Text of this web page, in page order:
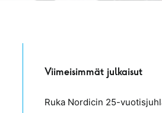
Viimeisimmät julkaisut
Ruka Nordicin 25-